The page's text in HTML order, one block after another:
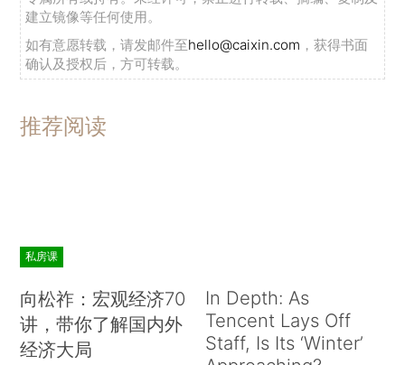
建立镜像等任何使用。
如有意愿转载，请发邮件至hello@caixin.com ，获得书面
确认及授权后，方可转载。
推荐阅读
私房课
向松祚：宏观经济70
讲，带你了解国内外
经济大局
In Depth: As
Tencent Lays Off
Staff, Is Its ‘Winter’